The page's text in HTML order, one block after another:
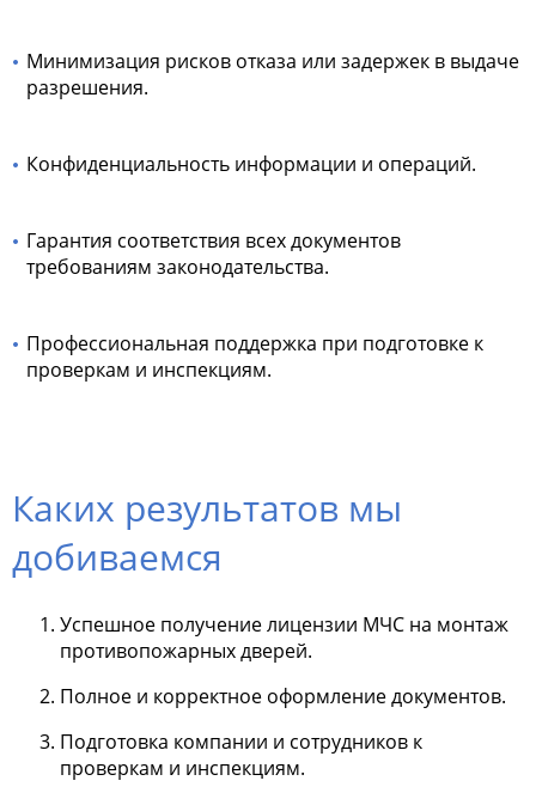
Минимизация рисков отказа или задержек в выдаче
разрешения.
Конфиденциальность информации и операций.
Гарантия соответствия всех документов
требованиям законодательства.
Профессиональная поддержка при подготовке к
проверкам и инспекциям.
Каких результатов мы
добиваемся
Успешное получение лицензии МЧС на монтаж
противопожарных дверей.
Полное и корректное оформление документов.
Подготовка компании и сотрудников к
проверкам и инспекциям.